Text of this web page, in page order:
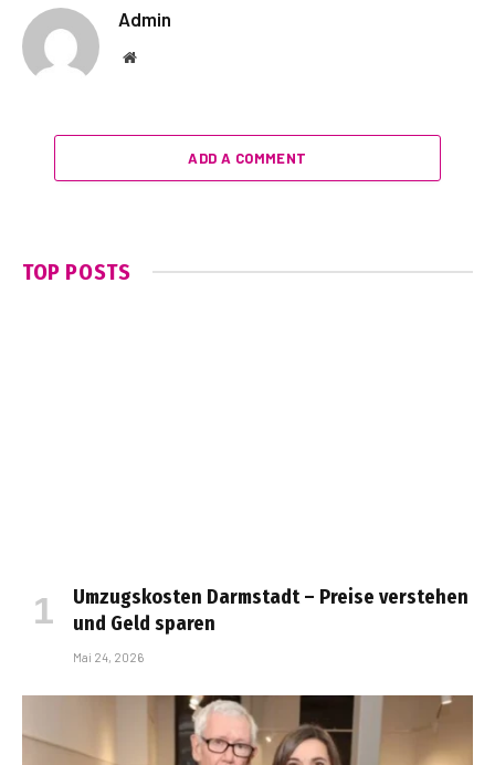
Admin
Website
ADD A COMMENT
TOP POSTS
Umzugskosten Darmstadt – Preise verstehen
und Geld sparen
Mai 24, 2026